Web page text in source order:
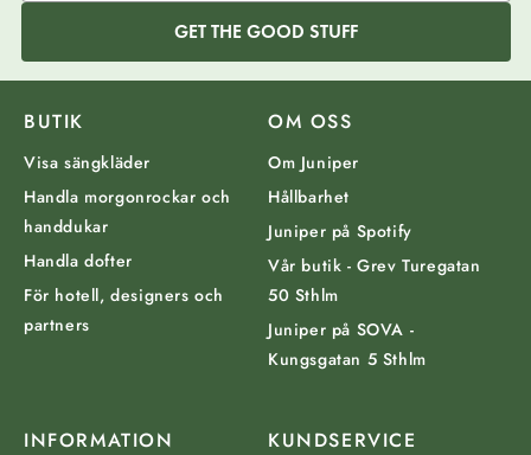
GET THE GOOD STUFF
BUTIK
Visa sängkläder
Handla morgonrockar och
handdukar
Handla dofter
För hotell, designers och
partners
OM OSS
Om Juniper
Hållbarhet
Juniper på Spotify
Vår butik - Grev Turegatan
50 Sthlm
Juniper på SOVA -
Kungsgatan 5 Sthlm
INFORMATION KUNDSERVICE